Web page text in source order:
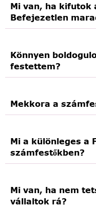
Mi van, ha kifutok
Befejezetlen
Könnyen
festettem?
Mekkora a
Mi a különleges a
számfestőkben?
Mi van, ha nem
vállaltok rá?